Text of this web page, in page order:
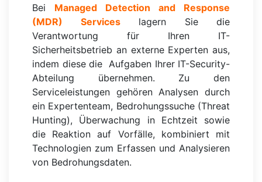
Bei Managed Detection and Response
(MDR) Serviceslagern Sie die
Verantwortung für Ihren IT-
Sicherheitsbetrieb an externe Experten aus,
indem diese die Aufgaben Ihrer IT-Security-
Abteilung übernehmen. Zu den
Serviceleistungen gehören Analysen durch
ein Expertenteam, Bedrohungssuche (Threat
Hunting), Überwachung in Echtzeit sowie
die Reaktion auf Vorfälle, kombiniert mit
Technologien zum Erfassen und Analysieren
von Bedrohungsdaten.